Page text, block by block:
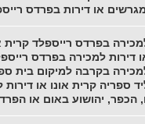
או דירות בפרדס
בפרדס רייספלד קרית
דירות למכירה בפרדס
בקרבה למיקום בית
ספריה קרית אונו או
הכפר, יהושוע באום או